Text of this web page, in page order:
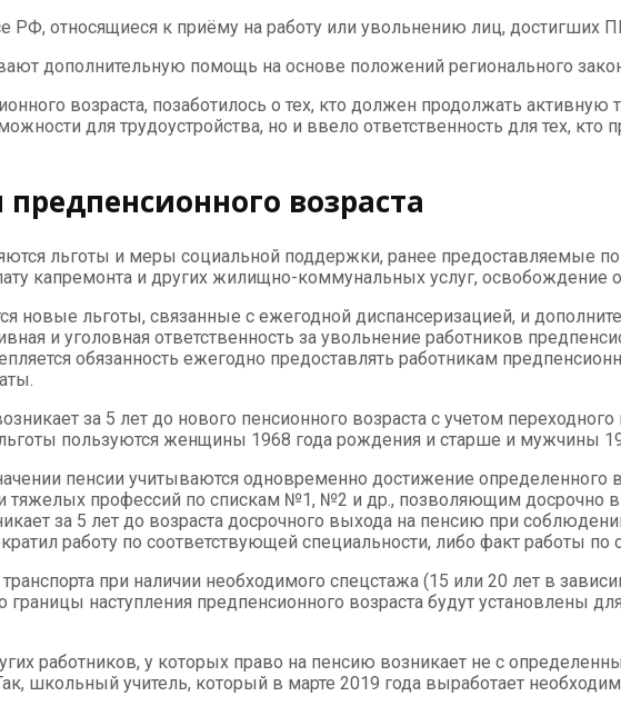
относящиеся к приёму на работу или увольнению лиц, достигших
дополнительную помощь на основе положений регионального
возраста, позаботилось о тех, кто должен продолжать
для трудоустройства, но и ввело ответственность для тех,
возраста
льготы и меры социальной поддержки, ранее предоставляемые
капремонта и других жилищно-коммунальных услуг, освобождение
новые льготы, связанные с ежегодной диспансеризацией, и
и уголовная ответственность за увольнение работников
обязанность ежегодно предоставлять работникам
за 5 лет до нового пенсионного возраста с учетом
пользуются женщины 1968 года рождения и старше и мужчины
пенсии учитываются одновременно достижение определенного
тяжелых профессий по спискам №1, №2 и др., позволяющим досрочно
за 5 лет до возраста досрочного выхода на пенсию при
работу по соответствующей специальности, либо факт работы
при наличии необходимого спецстажа (15 или 20 лет в
наступления предпенсионного возраста будут установлены
работников, у которых право на пенсию возникает не с
школьный учитель, который в марте 2019 года выработает